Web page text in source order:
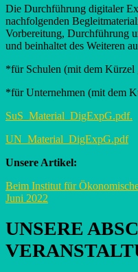
Die Durchführung digitaler
nachfolgenden
Vorbereitung, Durchführung
und beinhaltet des Weiteren
*für Schulen (mit dem Kürzel
*für Unternehmen (mit dem
SuS_Material_DigExpG.pdf.
UN_Material_DigExpG.pdf
Unsere Artikel:
Beim Institut für
Juni 2022
UNSERE